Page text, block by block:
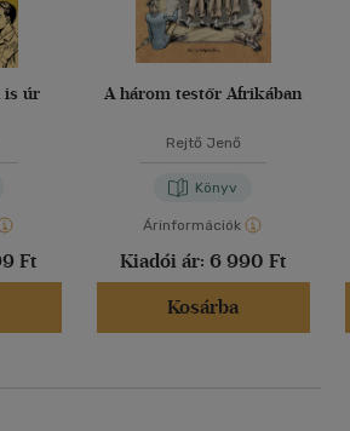
is úr
Ft
A három testőr Afrikában
Rejtő Jenő
Könyv
Árinformációk
Kiadói ár: 6 990 Ft
Kosárba